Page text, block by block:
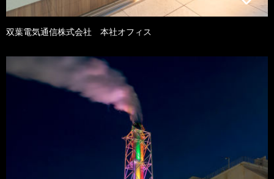
双葉電気通信株式会社 本社オフィス